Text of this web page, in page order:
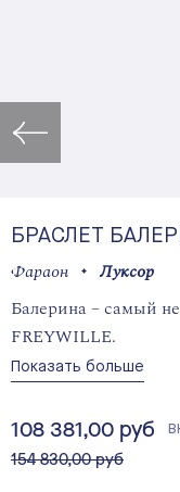
БРАСЛЕТ
Фараон
Луксор
Балерина – самый
FREYWILLE.
Показать больше
108 381,00 руб
вместо
154 830,00 руб